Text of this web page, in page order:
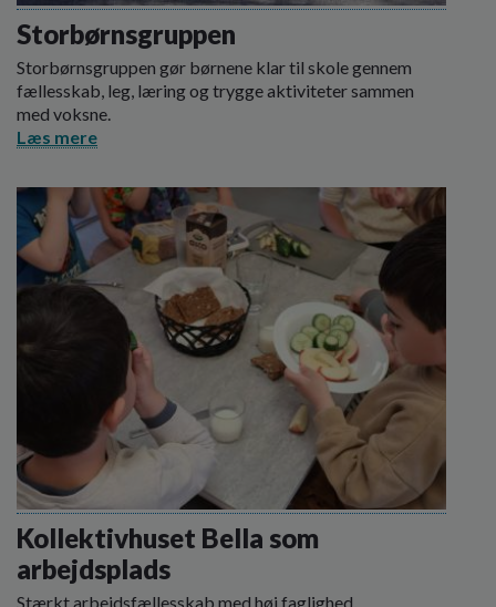
Storbørnsgruppen
Storbørnsgruppen gør børnene klar til skole gennem
fællesskab, leg, læring og trygge aktiviteter sammen
med voksne.
Læs mere
Kollektivhuset Bella som
arbejdsplads
Stærkt arbejdsfællesskab med høj faglighed,